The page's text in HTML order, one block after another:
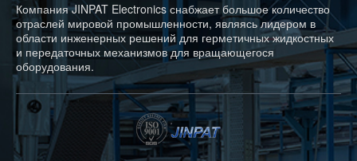
Компания JINPAT Electronics снабжает большое количество
отраслей мировой промышленности, являясь лидером в
области инженерных решений для герметичных жидкостных
и передаточных механизмов для вращающегося
оборудования.